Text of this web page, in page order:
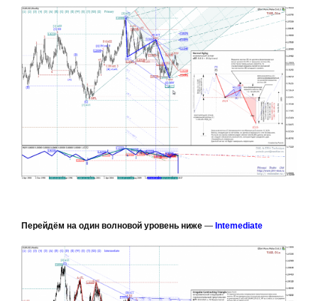
Перейдём на один волновой уровень ниже — Intemediate